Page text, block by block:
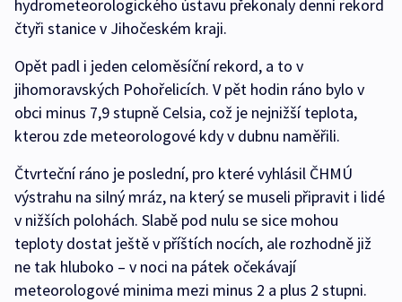
hydrometeorologického ústavu překonaly denní rekord
čtyři stanice v Jihočeském kraji.
Opět padl i jeden celoměsíční rekord, a to v
jihomoravských Pohořelicích. V pět hodin ráno bylo v
obci minus 7,9 stupně Celsia, což je nejnižší teplota,
kterou zde meteorologové kdy v dubnu naměřili.
Čtvrteční ráno je poslední, pro které vyhlásil ČHMÚ
výstrahu na silný mráz, na který se museli připravit i lidé
v nižších polohách. Slabě pod nulu se sice mohou
teploty dostat ještě v příštích nocích, ale rozhodně již
ne tak hluboko – v noci na pátek očekávají
meteorologové minima mezi minus 2 a plus 2 stupni.